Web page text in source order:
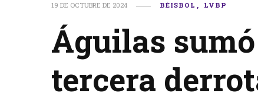
19 DE OCTUBRE DE 2024 BÉISBOL LVBP
Águilas
tercera